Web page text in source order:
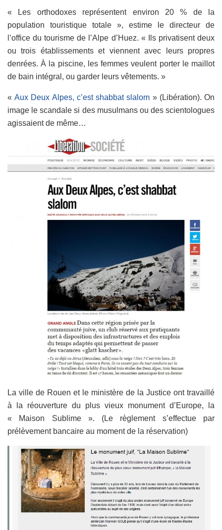
« Les orthodoxes représentent environ 20 % de la
population touristique totale », estime le directeur de
l’office du tourisme de l’Alpe d’Huez. « Ils privatisent deux
ou trois établissements et viennent avec leurs propres
denrées. À la piscine, les femmes veulent porter le maillot
de bain intégral, ou garder leurs vêtements. »
«Aux Deux Alpes, c’est shabbat slalom » (Libération). On
image le scandale si des musulmans ou des scientologues
agissaient de même…
La ville de Rouen et le ministère de la Justice ont travaillé
à la réouverture du plus vieux monument d’Europe, la
« Maison Sublime ». (Le règlement s’effectue par
prélèvement bancaire au moment de la réservation)